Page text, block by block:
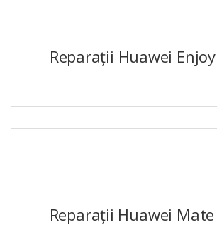
Reparații Huawei
Reparații Huawei